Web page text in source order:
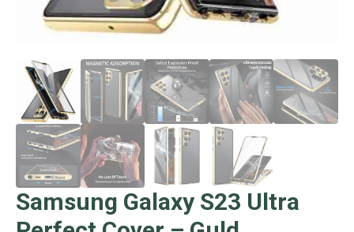
Samsung Galaxy S23 Ultra